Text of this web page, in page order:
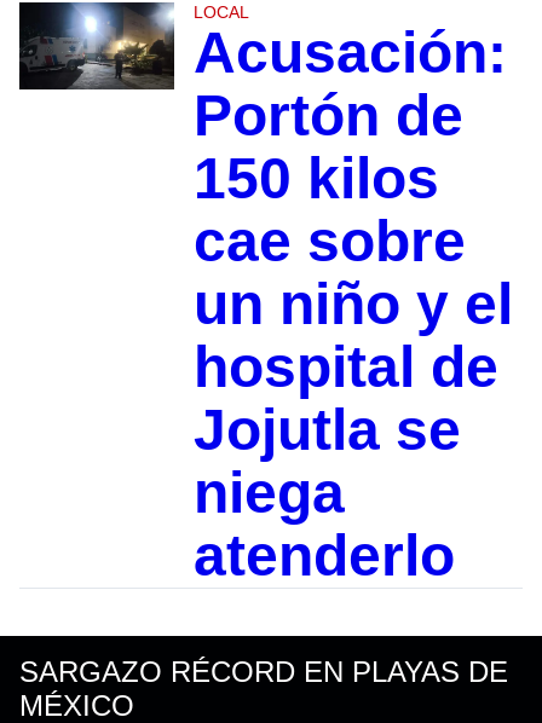
LOCAL
Acusación:
Portón de
150 kilos
cae sobre
un niño y el
hospital de
Jojutla se
niega
atenderlo
SARGAZO RÉCORD EN PLAYAS DE
MÉXICO